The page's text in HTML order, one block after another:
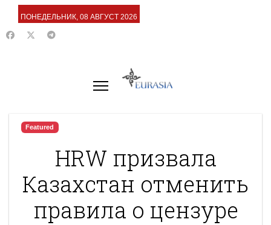
ПОНЕДЕЛЬНИК, 08 АВГУСТ 2026
Featured
HRW призвала
Казахстан отменить
правила о цензуре